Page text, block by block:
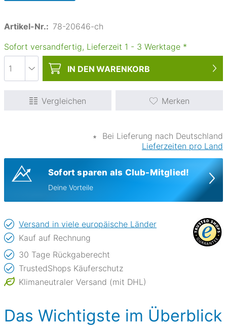
Artikel-Nr.: 78-20646-ch
Sofort versandfertig, Lieferzeit 1 - 3 Werktage *
IN DEN WARENKORB
Vergleichen Merken
∗
Bei Lieferung nach Deutschland
Lieferzeiten pro Land
Sofort sparen als Club-Mitglied!
Deine Vorteile
Versand in viele europäische Länder
Kauf auf Rechnung
30 Tage Rückgaberecht
TrustedShops Käuferschutz
Klimaneutraler Versand (mit DHL)
Das Wichtigste im Überblick